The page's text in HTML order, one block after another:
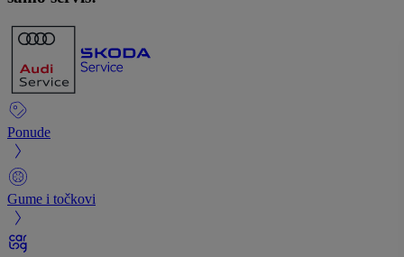
Ponude
Gume i točkovi